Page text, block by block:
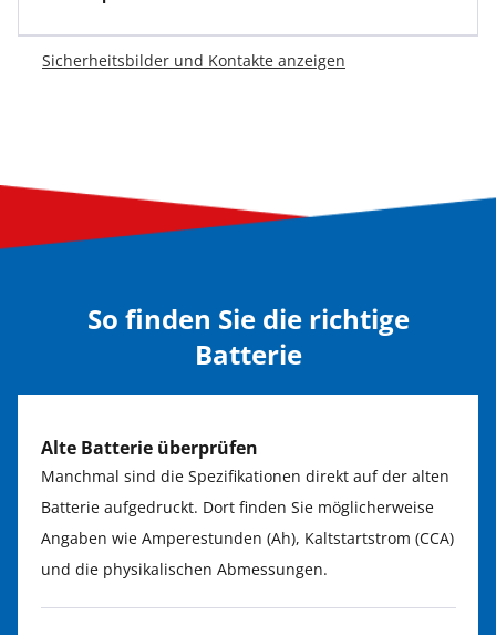
Sicherheitsbilder und Kontakte anzeigen
So finden Sie die richtige
Batterie
Alte Batterie überprüfen
Manchmal sind die Spezifikationen direkt auf der alten
Batterie aufgedruckt. Dort finden Sie möglicherweise
Angaben wie Amperestunden (Ah), Kaltstartstrom (CCA)
und die physikalischen Abmessungen.